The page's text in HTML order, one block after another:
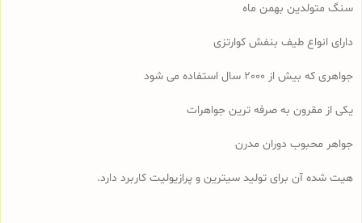
سنگ متولدین بهمن ماه
دارای انواع طیف بنفش کوارتزی
جواهری که بیش از 2000 سال استفاده می شود
یکی از مقرون به صرفه ترین جواهرات
جواهر محبوب دوران مدرن
هیت شده آن برای تولید سیترین و پرازیولیت کاربرد دارد.